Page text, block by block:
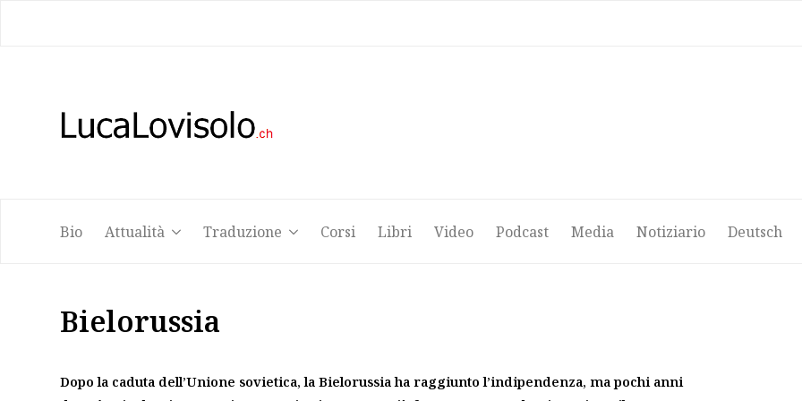
Bio Attualità Traduzione Corsi Libri Video Podcast Media Notiziario Deutsch
Bielorussia
Dopo la caduta dell’Unione sovietica, la Bielorussia ha raggiunto l’indipendenza, ma pochi anni